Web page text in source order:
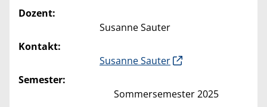
Dozent:
Susanne Sauter
Kontakt:
Susanne Sauter
Semester:
Sommersemester 2025